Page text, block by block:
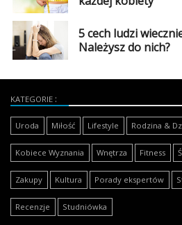
5 cech ludzi
Należysz do nich?
KATEGORIE
Uroda Miłość Lifestyle Rodzina &
Kobiece Wyznania Wnętrza Fitness
Zakupy Kultura Porady ekspertów
Recenzje Studniówka